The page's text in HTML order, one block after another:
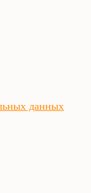
данных